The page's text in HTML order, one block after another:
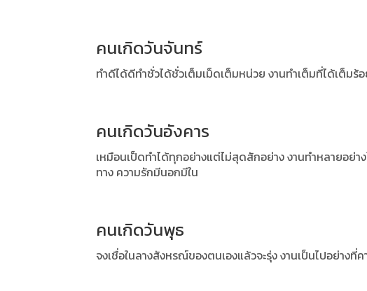
คนเกิดวันจันทร์
ทำดีได้ดีทำชั่วได้ชั่วเต็มเม็ดเต็มหน่วย งานทำเต็มที่ได้เต็มร้
คนเกิดวันอังคาร
เหมือนเป็ดทำได้ทุกอย่างแต่ไม่สุดสักอย่าง งานทำหลายอย่
ทาง ความรักมีนอกมีใน
คนเกิดวันพุธ
จงเชื่อในลางสังหรณ์ของตนเองแล้วจะรุ่ง งานเป็นไปอย่า